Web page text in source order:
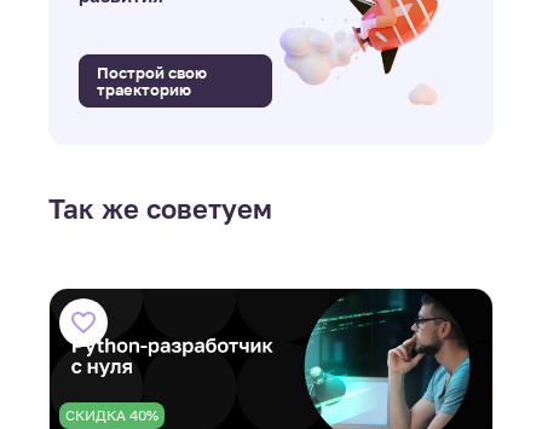
Построй свою
траекторию
Так же советуем
СКИДКА 40%